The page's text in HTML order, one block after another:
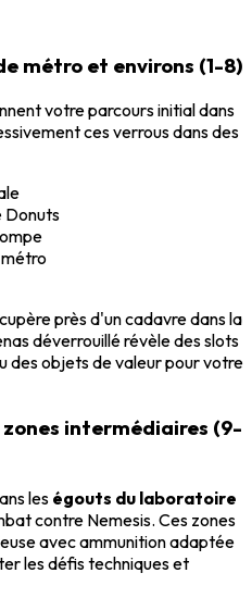
métro et environs (1-8)
votre parcours initial dans
ces verrous dans des
Donuts
métro
près d'un cadavre dans la
déverrouillé révèle des slots
des objets de valeur pour votre
intermédiaires (9-
les égouts du laboratoire
contre Nemesis. Ces zones
avec ammunition adaptée
les défis techniques et